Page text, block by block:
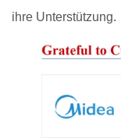
ihre Unterstützung.